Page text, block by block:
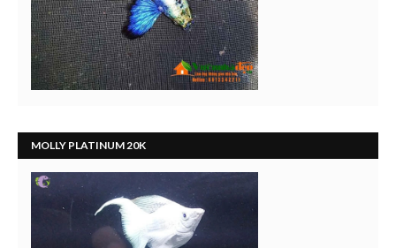
MOLLY PLATINUM 20K